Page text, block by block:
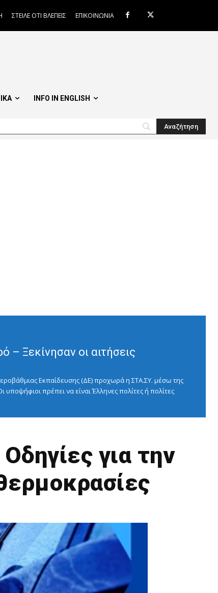
ΣΤΕΙΛΕ ΟΤΙ ΒΛΕΠΕΙΣ ΕΠΙΚΟΙΝΩΝΙΑ
INFO IN ENGLISH
– Ξεκίνησαν οι αιτήσεις
Εκπαίδευσης (ΔΕ) προχωρά η ΣΤΑ.ΣΥ. μέσω της
πρέπει να είναι Έλληνες πολίτες ή πολίτες
για την